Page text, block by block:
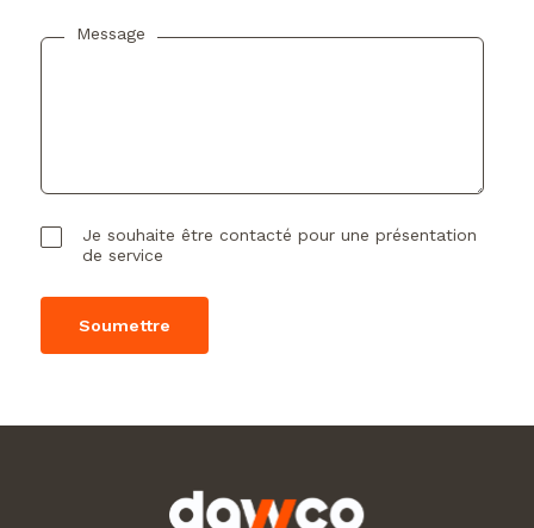
Message
Je souhaite être contacté pour une présentation
de service